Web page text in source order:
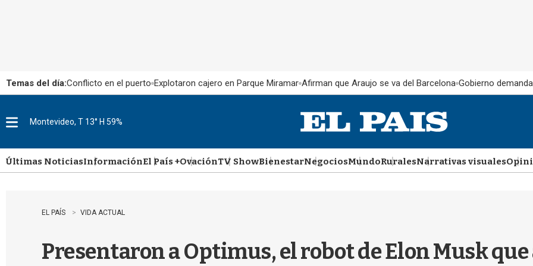
Temas del día:Conflicto en el puerto Explotaron cajero en Parque Miramar Afirman que Araujo se va del Barcelona Gobierno
u
Montevideo, T 13° H 59%
Últimas NoticiasInformaciónEl País +OvaciónTV ShowBienestarNegociosMundoRuralesNarrativas visuales
EL PAÍS VIDA ACTUAL
Presentaron a Optimus, el robot de Elon Musk